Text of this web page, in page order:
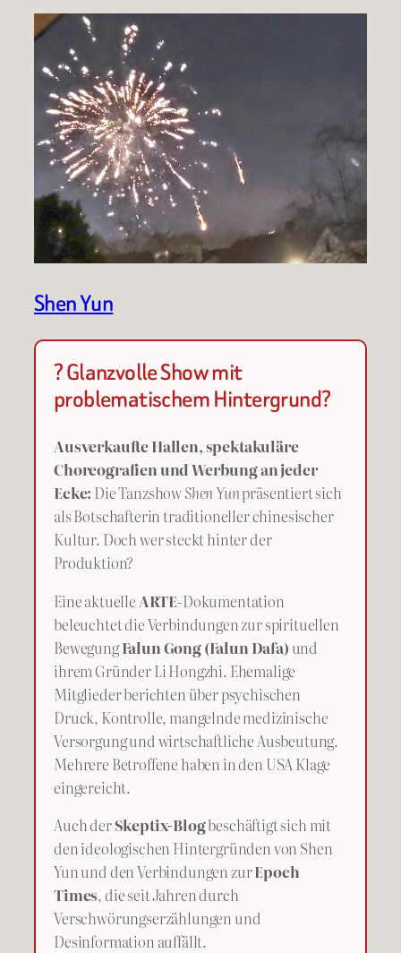
Shen Yun
? Glanzvolle Show mit
problematischem Hintergrund?
Ausverkaufte Hallen, spektakuläre
Choreografien und Werbung an jeder
Ecke: Die TanzshowShen Yunpräsentiert sich
als Botschafterin traditioneller chinesischer
Kultur. Doch wer steckt hinter der
Produktion?
Eine aktuelle ARTE-Dokumentation
beleuchtet die Verbindungen zur spirituellen
BewegungFalun Gong (Falun Dafa) und
ihrem Gründer Li Hongzhi. Ehemalige
Mitglieder berichten über psychischen
Druck, Kontrolle, mangelnde medizinische
Versorgung und wirtschaftliche Ausbeutung.
Mehrere Betroffene haben in den USA Klage
eingereicht.
Auch derSkeptix-Blogbeschäftigt sich mit
den ideologischen Hintergründen von Shen
Yun und den Verbindungen zurEpoch
Times, die seit Jahren durch
Verschwörungserzählungen und
Desinformation auffällt.